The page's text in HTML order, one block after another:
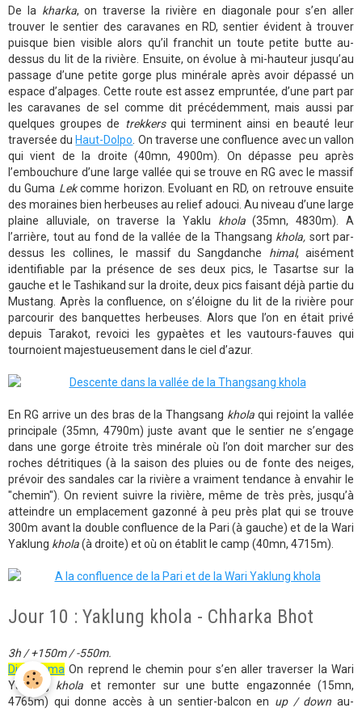
De la kharka, on traverse la rivière en diagonale pour s’en aller
trouver le sentier des caravanes en RD, sentier évident à trouver
puisque bien visible alors qu’il franchit un toute petite butte au-
dessus du lit de la rivière. Ensuite, on évolue à mi-hauteur jusqu’au
passage d’une petite gorge plus minérale après avoir dépassé un
espace d’alpages. Cette route est assez empruntée, d’une part par
les caravanes de sel comme dit précédemment, mais aussi par
quelques groupes de trekkersqui terminent ainsi en beauté leur
traversée du Haut-Dolpo. On traverse une confluence avec un vallon
qui vient de la droite (40mn, 4900m). On dépasse peu après
l’embouchure d’une large vallée qui se trouve en RG avec le massif
du Guma Lekcomme horizon. Evoluant en RD, on retrouve ensuite
des moraines bien herbeuses au relief adouci. Au niveau d’une large
plaine alluviale, on traverse la Yaklu khola(35mn, 4830m). A
l’arrière, tout au fond de la vallée de la Thangsang khola, sort par-
dessus les collines, le massif du Sangdanche himal, aisément
identifiable par la présence de ses deux pics, le Tasartse sur la
gauche et le Tashikand sur la droite, deux pics faisant déjà partie du
Mustang. Après la confluence, on s’éloigne du lit de la rivière pour
parcourir des banquettes herbeuses. Alors que l’on en était privé
depuis Tarakot, revoici les gypaètes et les vautours-fauves qui
tournoient majestueusement dans le ciel d’azur.
En RG arrive un des bras de la Thangsang khola qui rejoint la vallée
principale (35mn, 4790m) juste avant que le sentier ne s’engage
dans une gorge étroite très minérale où l’on doit marcher sur des
roches détritiques (à la saison des pluies ou de fonte des neiges,
prévoir des sandales car la rivière a vraiment tendance à envahir le
"chemin"). On revient suivre la rivière, même de très près, jusqu’à
atteindre un emplacement gazonné à peu près plat qui se trouve
300m avant la double confluence de la Pari (à gauche) et de la Wari
Yaklung khola(à droite) et où on établit le camp (40mn, 4715m).
Jour 10 : Yaklung khola - Chharka Bhot
3h / +150m / -550m.
Diaporama On reprend le chemin pour s’en aller traverser la Wari
Yaklung khola et remonter sur une butte engazonnée (15mn,
4765m) qui donne accès à un sentier-balcon en up / down au-